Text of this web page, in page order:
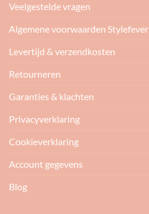
Veelgestelde vragen
Algemene voorwaarden Stylefever
Levertijd & verzendkosten
Retourneren
Garanties & klachten
Privacyverklaring
Cookieverklaring
Account gegevens
Blog